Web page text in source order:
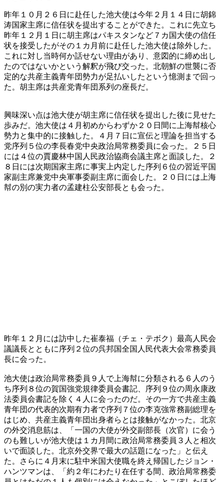
昨年１０月２６日に赴任した池大使は今年２月１４日に胡錦
涛国家主席に信任状を提出することができた。これに先立ち
昨年１２月１日に胡主席はパキスタンなど７カ国大使の信任
状を接受したがその１カ月前に赴任した池大使は除外した。
これに対し当時何か話せない理由があり、意図的に締め出し
たのではないかという解釈が飛び交った。北朝鮮の世襲に否
定的な共産主義青年団勢力が足払いしたという憶測まで回っ
た。胡主席は共産党青年団系列の座長だ。
興味深い点は池大使が胡主席に信任状を提出した後に見せた
歩みだ。池大使は４月初めからわずか２０日間に上海幇核心
勢力と集中的に接触した。４月７日に宣伝と理論を担当する
党序列５位の李長春党中央政治局常務委員に会った。２５日
には４位の賈慶林中国人民政治協商会議主席と面談した。２
８日には次期国家主席に事実上内定した序列６位の習近平国
家副主席兼党中央軍事委副主席に面会した。２０日には上海
幇の別の実力者の孟建柱公安部長とも会った。
昨年１２月には訪中した崔泰福（チェ・テボク）最高人民会
議議長とともに序列２位の呉邦国全国人民代表大会常務委員
長に会った。
池大使は政治局常務委員９人で上海幇に分類される６人のう
ち序列８位の賀国強党規律委員会書記、序列９位の周永康政
法委員会書記を除く４人に会ったのだ。その一方で共産主義
青年団の代表的次期有力者で序列７位の李克強常務副総理を
はじめ、共産主義青年団出身者らとは接触がなかった。北京
の外交消息筋は、「一国の大使が外交副部長（次官）に会う
のも難しいが池大使は１カ月間に政治局常務委員３人と相次
いで面談した。北京外交界で最大の話題になった」と伝え
た。さらに４月末に駐中米国大使職を終え帰国したジョン・
ハンツマンは、「約２年にわたり在任する間、政治局常務委